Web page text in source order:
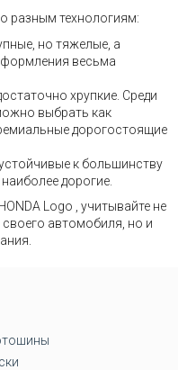
разным технологиям:
но тяжелые, а
весьма
хрупкие. Среди
выбрать как
дорогостоящие
к большинству
дорогие.
Logo , учитывайте не
своего автомобиля, но и